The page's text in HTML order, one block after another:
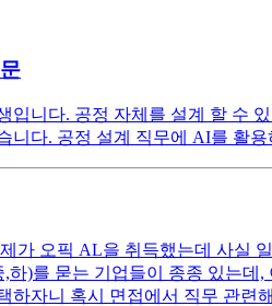
니다. 공정 자체를 설계 할 수
니다. 공정 설계 직무에 AI를 활
가 오픽 AL을 취득했는데 사실
)를 묻는 기업들이 종종 있는
하자니 혹시 면접에서 직무 관